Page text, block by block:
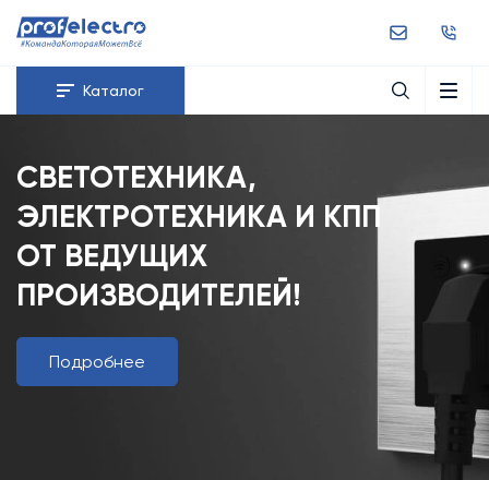
Каталог
СВЕТОТЕХНИКА,
ЭЛЕКТРОТЕХНИКА И КПП
ОТ ВЕДУЩИХ
ПРОИЗВОДИТЕЛЕЙ!
Подробнее